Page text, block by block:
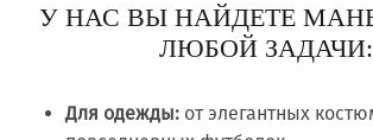
У НАС ВЫ НАЙДЕТЕ
ЛЮБОЙ ЗАДАЧИ:
Для одежды: от элегантных